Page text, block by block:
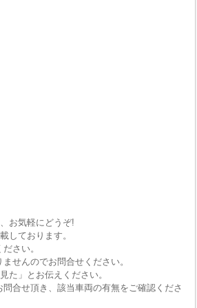
お気軽にどうぞ!
しております。
さい。
せんのでお問合せください。
た」とお伝えください。
合せ頂き、該当車両の有無をご確認くださ